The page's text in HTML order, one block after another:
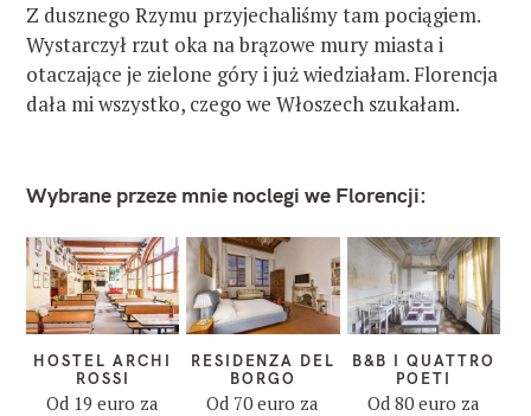
Z dusznego Rzymu przyjechaliśmy tam pociągiem.
Wystarczył rzut oka na brązowe mury miasta i
otaczające je zielone góry i już wiedziałam. Florencja
dała mi wszystko, czego we Włoszech szukałam.
Wybrane przeze mnie noclegi we Florencji:
HOSTEL ARCHI
ROSSI
Od 19 euro za
RESIDENZA DEL
BORGO
Od 70 euro za
B&B I QUATTRO
POETI
Od 80 euro za